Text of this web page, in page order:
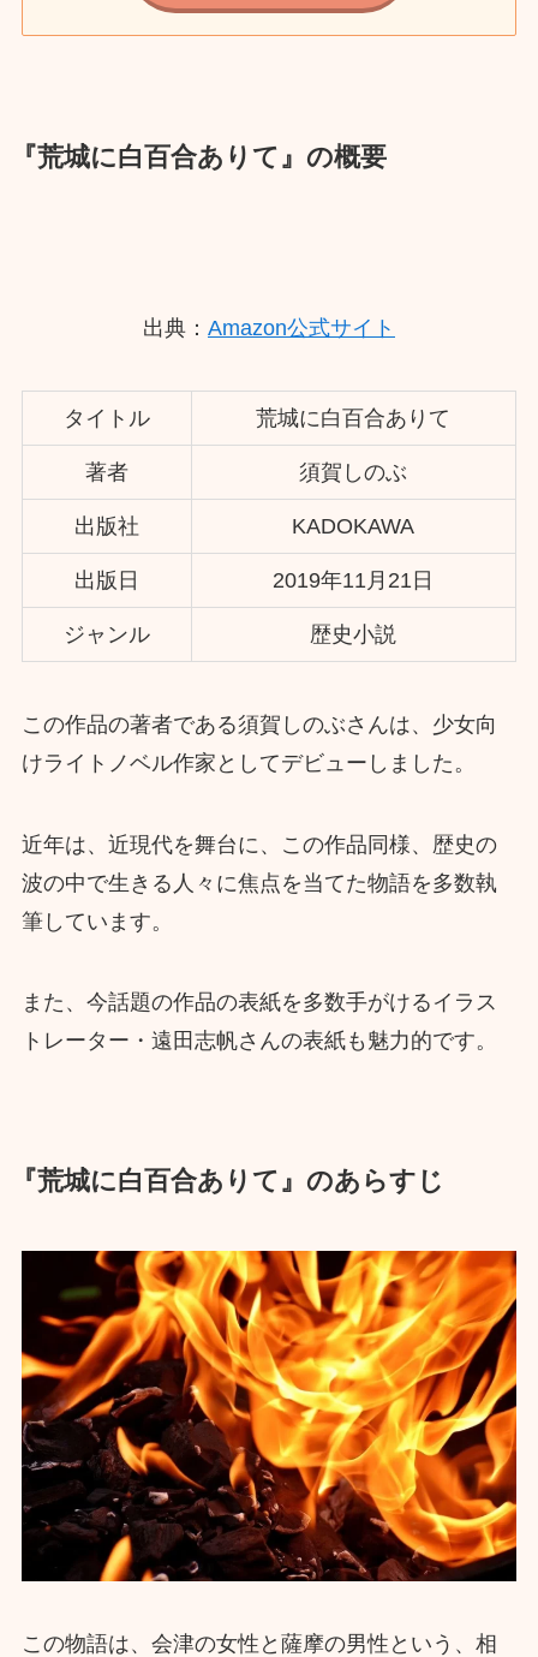
『荒城に白百合ありて』の概要
出典： Amazon公式サイト
タイトル 荒城に白百合ありて
著者 須賀しのぶ
出版社 KADOKAWA
出版日 2019年11月21日
ジャンル 歴史小説
この作品の著者である須賀しのぶさんは、少女向
けライトノベル作家としてデビューしました。
近年は、近現代を舞台に、この作品同様、歴史の
波の中で生きる人々に焦点を当てた物語を多数執
筆しています。
また、今話題の作品の表紙を多数手がけるイラス
トレーター・遠田志帆さんの表紙も魅力的です。
『荒城に白百合ありて』のあらすじ
この物語は、会津の女性と薩摩の男性という、相